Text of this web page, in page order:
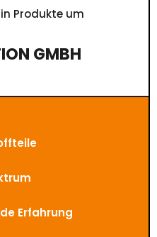
Produkte um
GMBH
Erfahrung